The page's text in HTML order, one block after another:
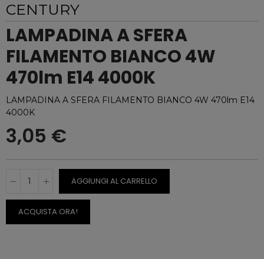
CENTURY
LAMPADINA A SFERA
FILAMENTO BIANCO 4W
470lm E14 4000K
LAMPADINA A SFERA FILAMENTO BIANCO 4W 470lm E14
4000K
3,05 €
AGGIUNGI AL CARRELLO
ACQUISTA ORA!